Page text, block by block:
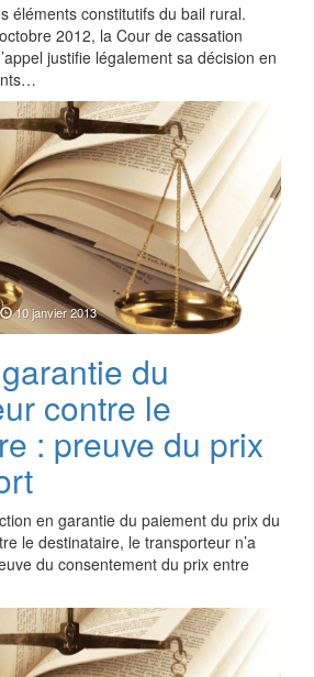
éléments constitutifs du bail rural.
2012, la Cour de cassation
justifie légalement sa décision en
10 janvier 2013
du
contre le
: preuve du prix
en garantie du paiement du prix du
le destinataire, le transporteur n’a
du consentement du prix entre